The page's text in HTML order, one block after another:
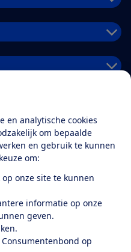
en analytische cookies
om bepaalde
en gebruik te kunnen
om:
onze site te kunnen
informatie op onze
geven.
op
Privacyverklaring